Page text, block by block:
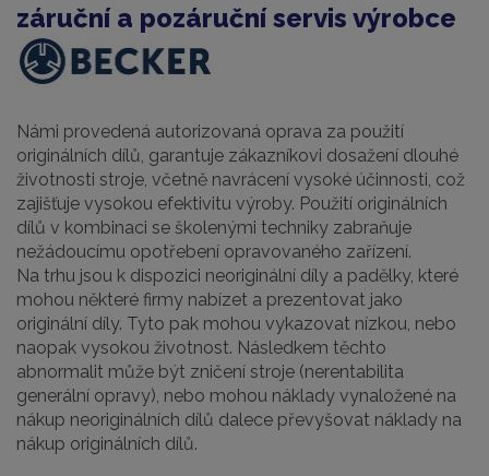
záruční a pozáruční servis výrobce
Námi provedená autorizovaná oprava za použití
originálních dílů, garantuje zákazníkovi dosažení dlouhé
životnosti stroje, včetně navrácení vysoké účinnosti, což
zajišťuje vysokou efektivitu výroby. Použití originálních
dílů v kombinaci se školenými techniky zabraňuje
nežádoucímu opotřebení opravovaného zařízení.
Na trhu jsou k dispozici neoriginální díly a padělky, které
mohou některé firmy nabízet a prezentovat jako
originální díly. Tyto pak mohou vykazovat nízkou, nebo
naopak vysokou životnost. Následkem těchto
abnormalit může být zničení stroje (nerentabilita
generální opravy), nebo mohou náklady vynaložené na
nákup neoriginálních dílů dalece převyšovat náklady na
nákup originálních dílů.